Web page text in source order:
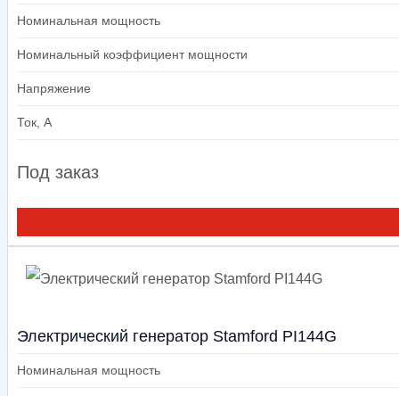
Номинальная мощность
Номинальный коэффициент мощности
Напряжение
Ток, А
Под заказ
Электрический генератор Stamford PI144G
Номинальная мощность